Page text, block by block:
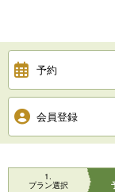
予約
会員登録
1
プラン選択